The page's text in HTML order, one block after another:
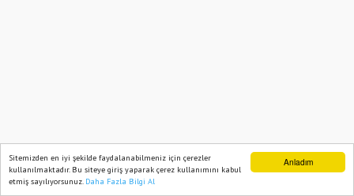
Anladım
Sitemizden en iyi şekilde faydalanabilmeniz için çerezler
kullanılmaktadır. Bu siteye giriş yaparak çerez kullanımını kabul
etmiş sayılıyorsunuz. Daha Fazla Bilgi Al
Ana Sayfa Web TV